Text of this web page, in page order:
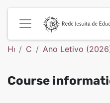
Side panel
HomeCoursesAno Letivo
Course